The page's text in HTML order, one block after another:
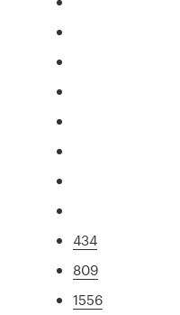
434
809
1556